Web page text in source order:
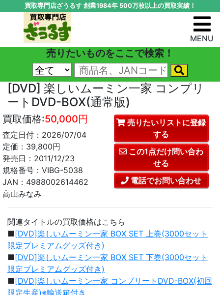
買取専門店ざうるす 創業1984年 500万枚以上の買取実績！
MENU
売りたいものをここで検索！
[DVD] 楽しいムーミン一家 コンプリ
ートDVD-BOX(通常版)
買取価格:50,000円
査定日付：2026/07/04
定価：39,800円
発売日：2011/12/23
規格番号：VIBG-5038
JAN：4988002614462
高山みなみ
売りたいリストに登録
する
この1点だけ問い合わ
せる
電話でお問い合わせ
関連タイトルの買取価格はこちら
■[DVD]楽しいムーミン一家 BOX SET 上巻(3000セット
限定プレミアムグッズ付き)
■[DVD]楽しいムーミン一家 BOX SET 下巻(3000セット
限定プレミアムグッズ付き)
■[DVD]楽しいムーミン一家 コンプリートDVD-BOX(初回
限定生産)※輸送箱付き